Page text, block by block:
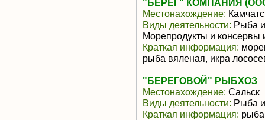
"БЕРЕГ" КОМПАНИЯ
Местонахождение:
Виды деятельности: Рыба
Морепродукты и консервы
Краткая информация:
рыба вяленая, икра
"БЕРЕГОВОЙ" РЫБХОЗ
Местонахождение: Сальск
Виды деятельности: Рыба
Краткая информация: